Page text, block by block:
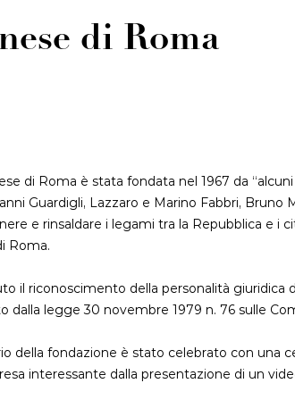
di Roma
di Roma è stata fondata nel 1967 da
Guardigli, Lazzaro e Marino Fabbri, Bruno
e rinsaldare i legami tra la Repubblica e i
Roma.
il riconoscimento della personalità giuridica
dalla legge 30 novembre 1979 n. 76 sulle
della fondazione è stato celebrato con una
interessante dalla presentazione di un